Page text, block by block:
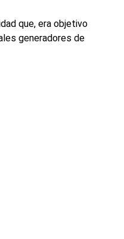
que, era objetivo
generadores de